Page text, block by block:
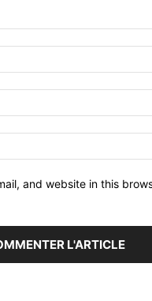
and website in this